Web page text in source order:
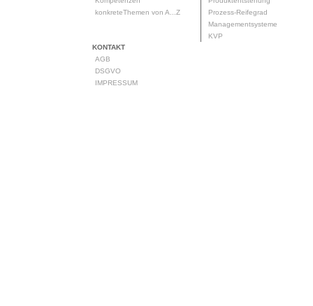
konkreteThemen von A...Z
Prozess-Reifegrad
Managementsysteme
KVP
KONTAKT
AGB
DSGVO
IMPRESSUM